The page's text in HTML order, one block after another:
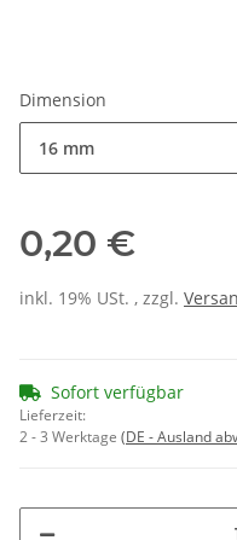
Dimension
16 mm
0,20 €
inkl. 19% USt. , zzgl.
Sofort verfügbar
Lieferzeit:
2 - 3 Werktage (DE - Ausland